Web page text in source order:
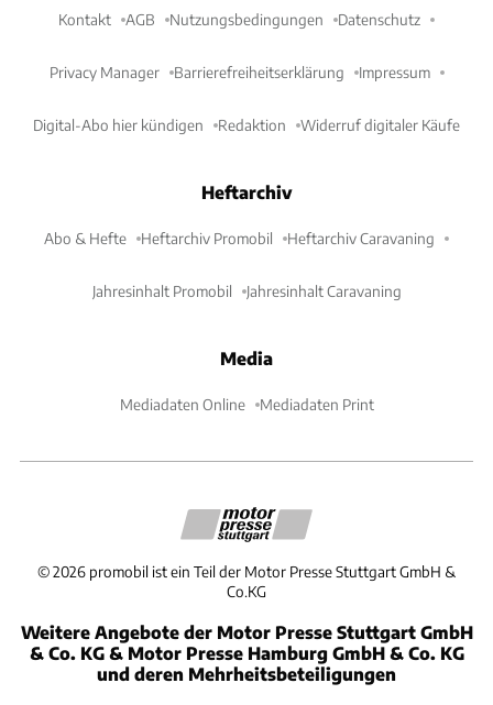
Kontakt AGB Nutzungsbedingungen Datenschutz
Privacy Manager Barrierefreiheitserklärung Impressum
Digital-Abo hier kündigen Redaktion Widerruf digitaler Käufe
Heftarchiv
Abo & Hefte Heftarchiv Promobil Heftarchiv Caravaning
Jahresinhalt Promobil Jahresinhalt Caravaning
Media
Mediadaten Online Mediadaten Print
©2026 promobil ist ein Teil der Motor Presse Stuttgart GmbH &
Co.KG
Weitere Angebote der Motor Presse Stuttgart GmbH
& Co. KG & Motor Presse Hamburg GmbH & Co. KG
und deren Mehrheitsbeteiligungen